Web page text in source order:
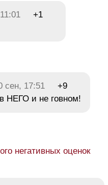
+1
сен, 17:51
+9
НЕГО и не говном!
негативных оценок